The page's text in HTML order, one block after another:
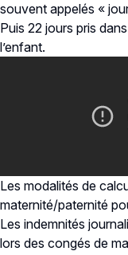
souvent appelés «
Puis 22 jours pris
l’enfant.
Les modalités de
maternité/paternité
Les indemnités
lors des congés de